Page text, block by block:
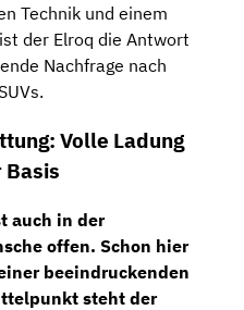
Technik und einem
der Elroq die Antwort
Nachfrage nach
Volle Ladung
Basis
auch in der
offen. Schon hier
beeindruckenden
steht der